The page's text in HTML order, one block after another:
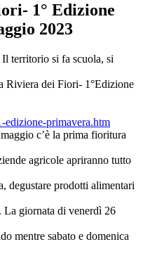
1° Edizione
2023
territorio si fa scuola, si
Riviera dei Fiori- 1°Edizione
primavera.htm
c’è la prima fioritura
agricole apriranno tutto
degustare prodotti alimentari
La giornata di venerdì 26
mentre sabato e domenica